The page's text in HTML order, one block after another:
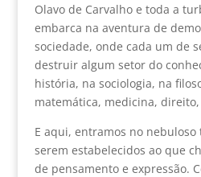
Olavo de Carvalho e toda a
embarca na aventura de
sociedade, onde cada um de
destruir algum setor do
história, na sociologia, na
matemática, medicina,
E aqui, entramos no
serem estabelecidos ao que
de pensamento e expressão.